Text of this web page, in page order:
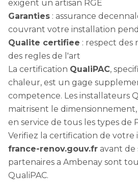
exigent un artisan RGE
Garanties : assurance
couvrant votre installation
Qualite certifiee : respect des
des regles de l'art
La certification QualiPAC,
chaleur, est un gage
competence. Les installateurs
maitrisent le dimensionnement,
en service de tous les types de
Verifiez la certification de votre
france-renov.gouv.fr avant de
partenaires a Ambenay sont
QualiPAC.